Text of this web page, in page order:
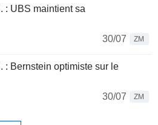
: UBS maintient sa
30/07
ZM
: Bernstein optimiste sur le
30/07
ZM